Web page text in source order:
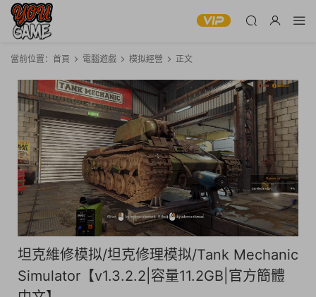
當前位置： 首頁 電腦遊戲 模拟經營 正文
坦克維修模拟/坦克修理模拟/Tank Mechanic
Simulator【v1.3.2.2|容量11.2GB|官方簡體